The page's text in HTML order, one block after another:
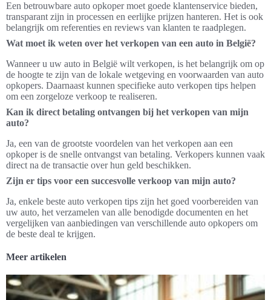
Een betrouwbare auto opkoper moet goede klantenservice bieden,
transparant zijn in processen en eerlijke prijzen hanteren. Het is ook
belangrijk om referenties en reviews van klanten te raadplegen.
Wat moet ik weten over het verkopen van een auto in België?
Wanneer u uw auto in België wilt verkopen, is het belangrijk om op
de hoogte te zijn van de lokale wetgeving en voorwaarden van auto
opkopers. Daarnaast kunnen specifieke auto verkopen tips helpen
om een zorgeloze verkoop te realiseren.
Kan ik direct betaling ontvangen bij het verkopen van mijn
auto?
Ja, een van de grootste voordelen van het verkopen aan een
opkoper is de snelle ontvangst van betaling. Verkopers kunnen vaak
direct na de transactie over hun geld beschikken.
Zijn er tips voor een succesvolle verkoop van mijn auto?
Ja, enkele beste auto verkopen tips zijn het goed voorbereiden van
uw auto, het verzamelen van alle benodigde documenten en het
vergelijken van aanbiedingen van verschillende auto opkopers om
de beste deal te krijgen.
Meer artikelen